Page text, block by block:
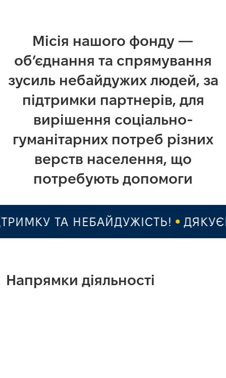
Місія нашого фонду —
об’єднання та спрямування
зусиль небайдужих людей, за
підтримки партнерів, для
вирішення соціально-
гуманітарних потреб різних
верств населення, що
потребують допомоги
ТА НЕБАЙДУЖІСТЬ!
Напрямки діяльності